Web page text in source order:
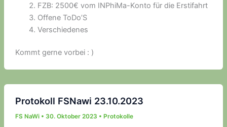
FZB: 2500€ vom INPhiMa-Konto für die Erstifahrt
Offene ToDo’S
Verschiedenes
Kommt gerne vorbei : )
Protokoll FSNawi 23.10.2023
FS NaWi • 30. Oktober 2023 • Protokolle